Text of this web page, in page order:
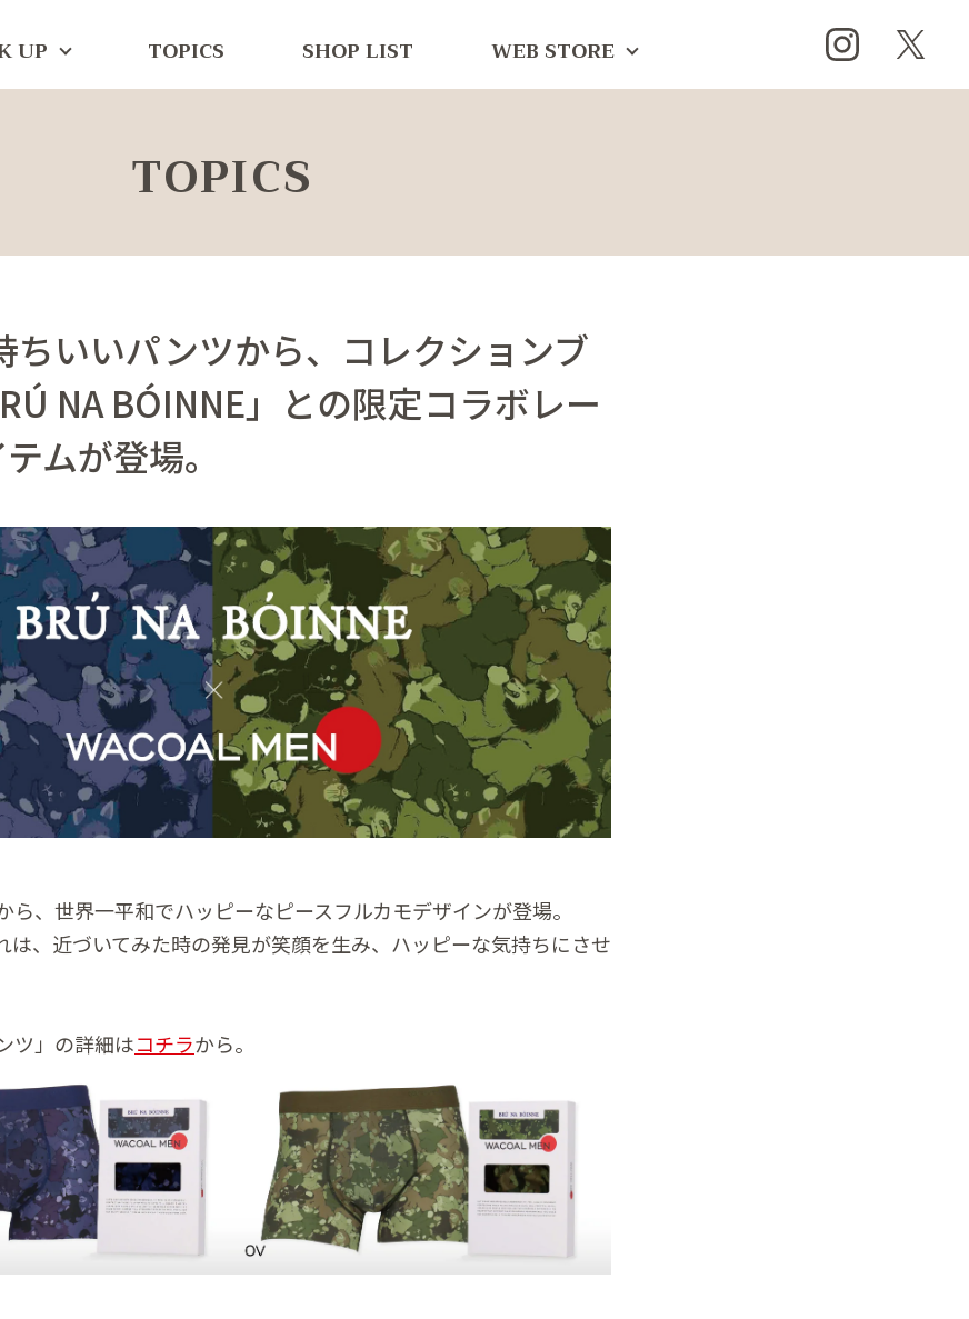
UP TOPICS SHOP LIST WEB STORE
TOPICS
ちいいパンツから、コレクションブ
NA BÓINNE」との限定コラボレー
ムが登場。
ら、世界一平和でハッピーなピースフルカモデザインが登場。
は、近づいてみた時の発見が笑顔を生み、ハッピーな気持ちにさせ
ツ」の詳細はコチラから。